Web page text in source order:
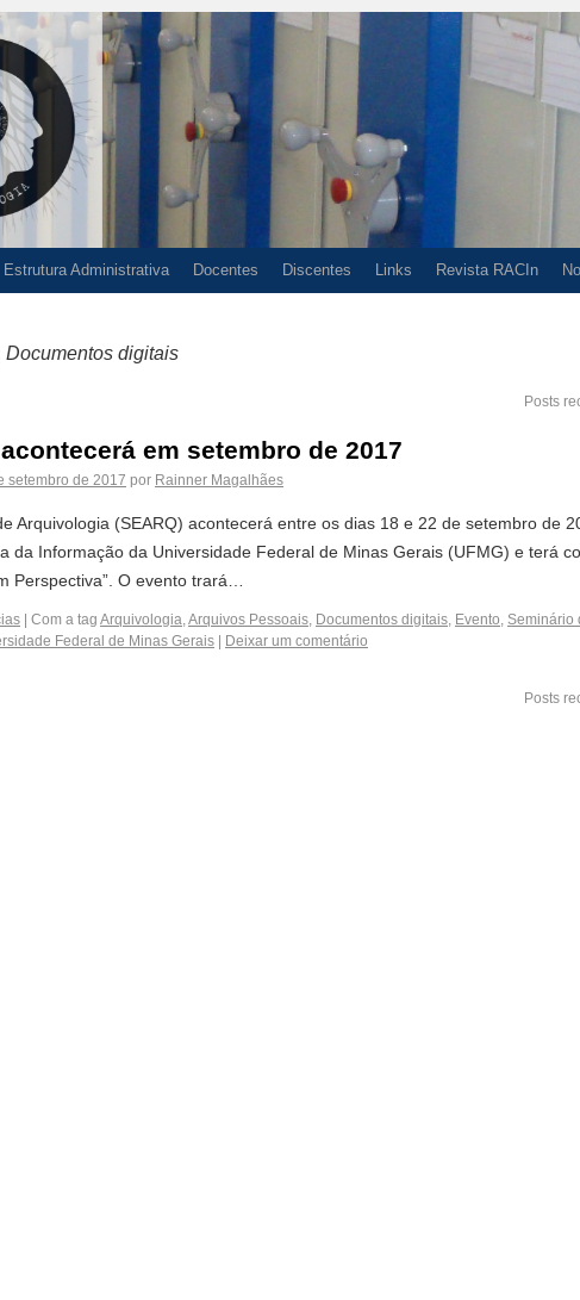
Estrutura Administrativa Docentes Discentes Links Revista RACIn
Documentos digitais
Posts
acontecerá em setembro de 2017
setembro de 2017 por Rainner Magalhães
Arquivologia (SEARQ) acontecerá entre os dias 18 e 22 de setembro de
da Informação da Universidade Federal de Minas Gerais (UFMG) e terá
Perspectiva”. O evento trará…
Com a tag Arquivologia,Arquivos Pessoais, Documentos digitais, Evento, Seminário
Federal de Minas Gerais Deixar um comentário
Posts